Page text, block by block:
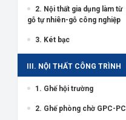
2. Nội thất gia dụng làm từ
gỗ tự nhiên-gỗ công nghiệp
3. Két bạc
III. NỘI THẤT CÔNG TRÌNH
1. Ghế hội trường
2. Ghế phòng chờ GPC-PC